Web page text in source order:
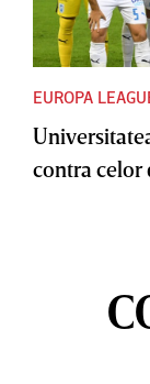
EUROPA
contra celor